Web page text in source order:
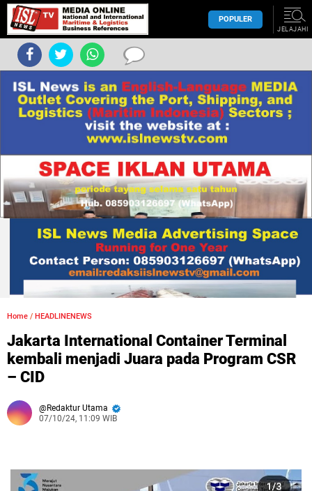
POPULER
JELAJAHI
Home / HEADLINENEWS
Jakarta International Container Terminal
kembali menjadi Juara pada Program CSR
– CID
Redaktur Utama
07/10/24, 11:09 WIB